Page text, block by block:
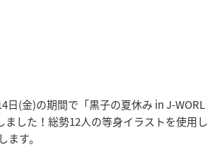
日(金)の期間で「黒子の夏休み in J-WORL
ました！総勢12人の等身イラストを使用し
ます。